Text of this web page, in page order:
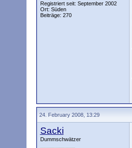
Registriert seit: September 2002
Ort: Süden
Beiträge: 270
24. February 2008, 13:29
Sacki
Dummschwätzer